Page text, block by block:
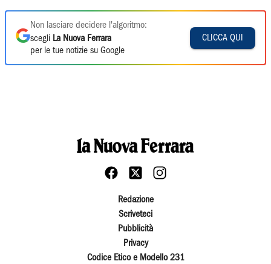
Non lasciare decidere l'algoritmo:
scegli La Nuova Ferrara
per le tue notizie su Google
CLICCA QUI
Redazione
Scriveteci
Pubblicità
Privacy
Codice Etico e Modello 231